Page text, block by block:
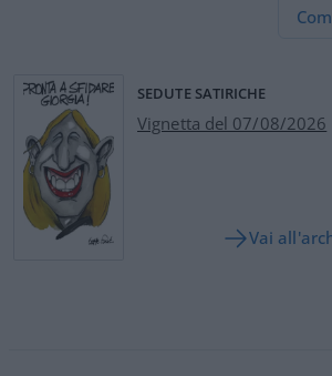
SEDUTE SATIRICHE
Vignetta del 07/08/2026
Vai